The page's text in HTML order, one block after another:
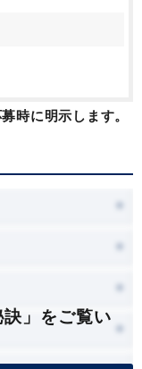
時に明示します。
」をご覧い